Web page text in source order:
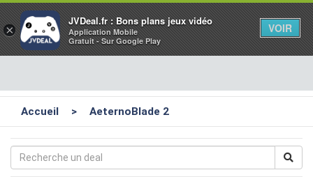
×
JVDeal.fr : Bons plans jeux vidéo
Application Mobile
Gratuit - Sur Google Play
VOIR
Accueil > AeternoBlade 2